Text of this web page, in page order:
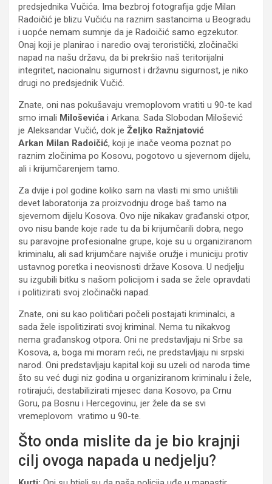
predsjednika Vučića. Ima bezbroj fotografija gdje Milan
Radoičić je blizu Vučiću na raznim sastancima u Beogradu
i uopće nemam sumnje da je Radoičić samo egzekutor.
Onaj koji je planirao i naredio ovaj teroristički, zločinački
napad na našu državu, da bi prekršio naš teritorijalni
integritet, nacionalnu sigurnost i državnu sigurnost, je niko
drugi no predsjednik Vučić.
Znate, oni nas pokušavaju vremoplovom vratiti u 90-te kad
smo imali Miloševića i Arkana. Sada Slobodan Milošević
je Aleksandar Vučić, dok je Željko Ražnjatović
Arkan Milan Radoičić, koji je inače veoma poznat po
raznim zločinima po Kosovu, pogotovo u sjevernom dijelu,
ali i krijumčarenjem tamo.
Za dvije i pol godine koliko sam na vlasti mi smo uništili
devet laboratorija za proizvodnju droge baš tamo na
sjevernom dijelu Kosova. Ovo nije nikakav građanski otpor,
ovo nisu bande koje rade tu da bi krijumčarili dobra, nego
su paravojne profesionalne grupe, koje su u organiziranom
kriminalu, ali sad krijumčare najviše oružje i municiju protiv
ustavnog poretka i neovisnosti države Kosova. U nedjelju
su izgubili bitku s našom policijom i sada se žele opravdati
i politizirati svoj zločinački napad.
Znate, oni su kao političari počeli postajati kriminalci, a
sada žele ispolitizirati svoj kriminal. Nema tu nikakvog
nema građanskog otpora. Oni ne predstavljaju ni Srbe sa
Kosova, a, boga mi moram reći, ne predstavljaju ni srpski
narod. Oni predstavljaju kapital koji su uzeli od naroda time
što su već dugi niz godina u organiziranom kriminalu i žele,
rotirajući, destabilizirati mjesec dana Kosovo, pa Crnu
Goru, pa Bosnu i Hercegovinu, jer žele da se svi
vremeplovom vratimo u 90-te.
Što onda mislite da je bio krajnji
cilj ovoga napada u nedjelju?